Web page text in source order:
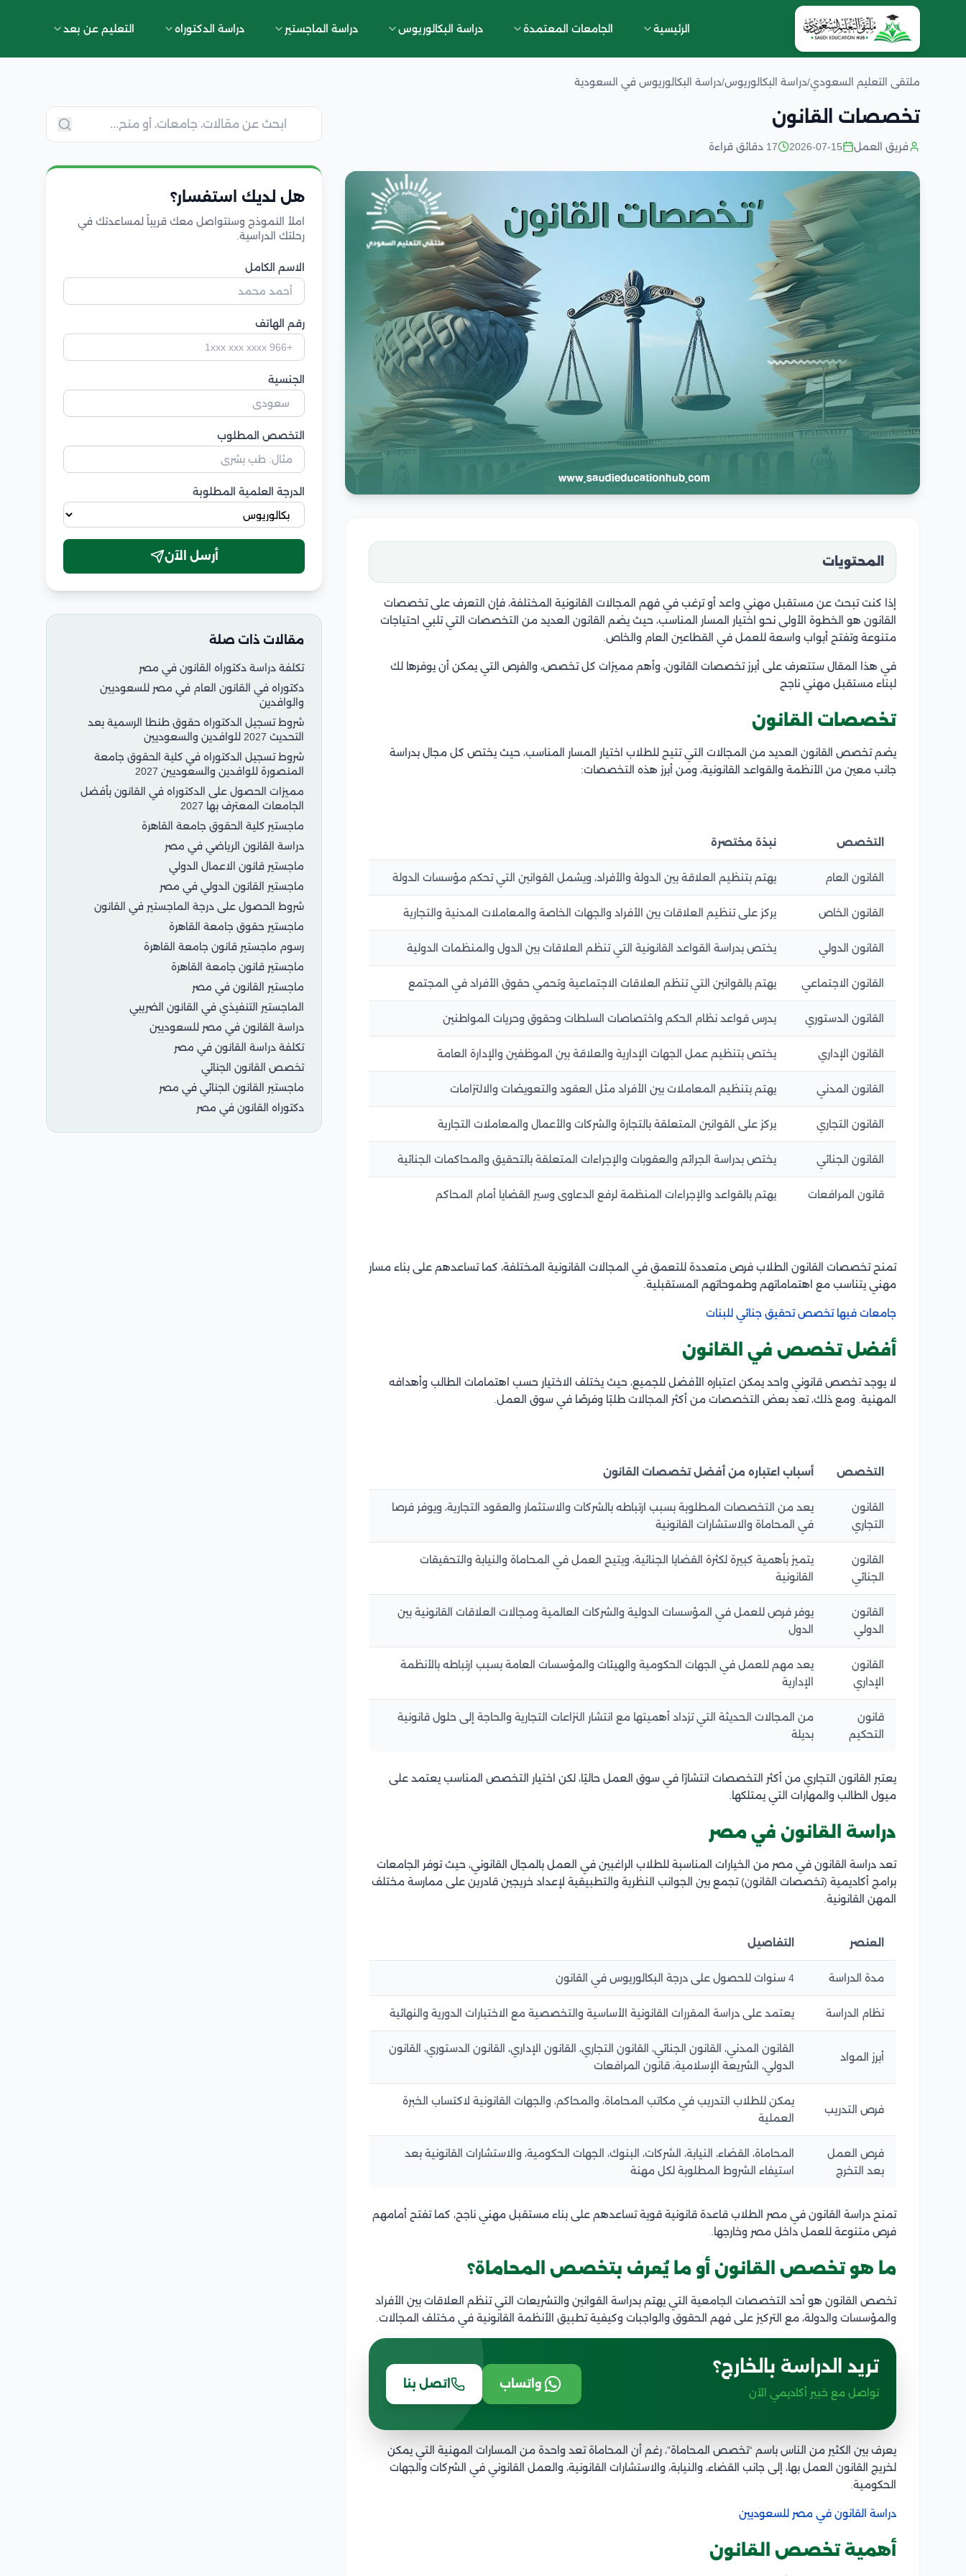
الرئيسية الجامعات المعتمدة دراسة البكالوريوس دراسة الماجستير دراسة الدكتوراه التعليم عن بعد
ملتقى التعليم السعودي/دراسة البكالوريوس/دراسة البكالوريوس في السعودية
تخصصات القانون
فريق العمل 2026-07-15 17 دقائق قراءة
المحتويات
إذا كنت تبحث عن مستقبل مهني واعد أو ترغب في فهم المجالات القانونية المختلفة، فإن التعرف على تخصصات
القانون هو الخطوة الأولى نحو اختيار المسار المناسب، حيث يضم القانون العديد من التخصصات التي تلبي احتياجات
متنوعة وتفتح أبواب واسعة للعمل في القطاعين العام والخاص.
في هذا المقال ستتعرف على أبرز تخصصات القانون، وأهم مميزات كل تخصص، والفرص التي يمكن أن يوفرها لك
لبناء مستقبل مهني ناجح
تخصصات القانون
يضم تخصص القانون العديد من المجالات التي تتيح للطلاب اختيار المسار المناسب، حيث يختص كل مجال بدراسة
جانب معين من الأنظمة والقواعد القانونية، ومن أبرز هذه التخصصات:
التخصص نبذة مختصرة
القانون العام يهتم بتنظيم العلاقة بين الدولة والأفراد، ويشمل القوانين التي تحكم مؤسسات الدولة
القانون الخاص يركز على تنظيم العلاقات بين الأفراد والجهات الخاصة والمعاملات المدنية والتجارية
القانون الدولي يختص بدراسة القواعد القانونية التي تنظم العلاقات بين الدول والمنظمات الدولية
القانون الاجتماعي يهتم بالقوانين التي تنظم العلاقات الاجتماعية وتحمي حقوق الأفراد في المجتمع
القانون الدستوري يدرس قواعد نظام الحكم واختصاصات السلطات وحقوق وحريات المواطنين
القانون الإداري يختص بتنظيم عمل الجهات الإدارية والعلاقة بين الموظفين والإدارة العامة
القانون المدني يهتم بتنظيم المعاملات بين الأفراد مثل العقود والتعويضات والالتزامات
القانون التجاري يركز على القوانين المتعلقة بالتجارة والشركات والأعمال والمعاملات التجارية
القانون الجنائي يختص بدراسة الجرائم والعقوبات والإجراءات المتعلقة بالتحقيق والمحاكمات الجنائية
قانون المرافعات يهتم بالقواعد والإجراءات المنظمة لرفع الدعاوى وسير القضايا أمام المحاكم
تمنح تخصصات القانون الطلاب فرص متعددة للتعمق في المجالات القانونية المختلفة، كما تساعدهم على بناء مسار
مهني يتناسب مع اهتماماتهم وطموحاتهم المستقبلية.
جامعات فيها تخصص تحقيق جنائي للبنات
أفضل تخصص في القانون
لا يوجد تخصص قانوني واحد يمكن اعتباره الأفضل للجميع، حيث يختلف الاختيار حسب اهتمامات الطالب وأهدافه
المهنية. ومع ذلك، تعد بعض التخصصات من أكثر المجالات طلبًا وفرصًا في سوق العمل.
التخصص أسباب اعتباره من أفضل تخصصات القانون
القانون
التجاري
يعد من التخصصات المطلوبة بسبب ارتباطه بالشركات والاستثمار والعقود التجارية، ويوفر فرصا
في المحاماة والاستشارات القانونية
القانون
الجنائي
يتميز بأهمية كبيرة لكثرة القضايا الجنائية، ويتيح العمل في المحاماة والنيابة والتحقيقات
القانونية
القانون
الدولي
يوفر فرص للعمل في المؤسسات الدولية والشركات العالمية ومجالات العلاقات القانونية بين
الدول
القانون
الإداري
يعد مهم للعمل في الجهات الحكومية والهيئات والمؤسسات العامة بسبب ارتباطه بالأنظمة
الإدارية
قانون
التحكيم
من المجالات الحديثة التي تزداد أهميتها مع انتشار النزاعات التجارية والحاجة إلى حلول قانونية
بديلة
يعتبر القانون التجاري من أكثر التخصصات انتشارًا في سوق العمل حاليًا، لكن اختيار التخصص المناسب يعتمد على
ميول الطالب والمهارات التي يمتلكها.
دراسة القانون في مصر
تعد دراسة القانون في مصر من الخيارات المناسبة للطلاب الراغبين في العمل بالمجال القانوني، حيث توفر الجامعات
برامج أكاديمية (تخصصات القانون) تجمع بين الجوانب النظرية والتطبيقية لإعداد خريجين قادرين على ممارسة مختلف
المهن القانونية.
العنصر التفاصيل
مدة الدراسة 4 سنوات للحصول على درجة البكالوريوس في القانون
نظام الدراسة يعتمد على دراسة المقررات القانونية الأساسية والتخصصية مع الاختبارات الدورية والنهائية
أبرز المواد
القانون المدني، القانون الجنائي، القانون التجاري، القانون الإداري، القانون الدستوري، القانون
الدولي، الشريعة الإسلامية، قانون المرافعات
فرص التدريب
يمكن للطلاب التدريب في مكاتب المحاماة، والمحاكم، والجهات القانونية لاكتساب الخبرة
العملية
فرص العمل
بعد التخرج
المحاماة، القضاء، النيابة، الشركات، البنوك، الجهات الحكومية، والاستشارات القانونية بعد
استيفاء الشروط المطلوبة لكل مهنة
تمنح دراسة القانون في مصر الطلاب قاعدة قانونية قوية تساعدهم على بناء مستقبل مهني ناجح، كما تفتح أمامهم
فرص متنوعة للعمل داخل مصر وخارجها.
ما هو تخصص القانون أو ما يُعرف بتخصص المحاماة؟
تخصص القانون هو أحد التخصصات الجامعية التي يهتم بدراسة القوانين والتشريعات التي تنظم العلاقات بين الأفراد
والمؤسسات والدولة، مع التركيز على فهم الحقوق والواجبات وكيفية تطبيق الأنظمة القانونية في مختلف المجالات.
تريد الدراسة بالخارج؟
تواصل مع خبير أكاديمي الآن
واتساب اتصل بنا
يعرف بين الكثير من الناس باسم “تخصص المحاماة”، رغم أن المحاماة تعد واحدة من المسارات المهنية التي يمكن
لخريج القانون العمل بها، إلى جانب القضاء، والنيابة، والاستشارات القانونية، والعمل القانوني في الشركات والجهات
الحكومية.
دراسة القانون في مصر للسعوديين
أهمية تخصص القانون
هل لديك استفسار؟
املأ النموذج وسنتواصل معك قريباً لمساعدتك في
رحلتك الدراسية.
الاسم الكامل
رقم الهاتف
الجنسية
التخصص المطلوب
الدرجة العلمية المطلوبة
أرسل الآن
مقالات ذات صلة
تكلفة دراسة دكتوراه القانون في مصر
دكتوراه في القانون العام في مصر للسعوديين
والوافدين
شروط تسجيل الدكتوراه حقوق طنطا الرسمية بعد
التحديث 2027 للوافدين والسعوديين
شروط تسجيل الدكتوراه في كلية الحقوق جامعة
المنصورة للوافدين والسعوديين 2027
مميزات الحصول على الدكتوراه في القانون بأفضل
الجامعات المعترف بها 2027
ماجستير كلية الحقوق جامعة القاهرة
دراسة القانون الرياضي في مصر
ماجستير قانون الاعمال الدولي
ماجستير القانون الدولي في مصر
شروط الحصول على درجة الماجستير في القانون
ماجستير حقوق جامعة القاهرة
رسوم ماجستير قانون جامعة القاهرة
ماجستير قانون جامعة القاهرة
ماجستير القانون في مصر
الماجستير التنفيذي في القانون الضريبي
دراسة القانون في مصر للسعوديين
تكلفة دراسة القانون في مصر
تخصص القانون الجنائي
ماجستير القانون الجنائي في مصر
دكتوراه القانون في مصر